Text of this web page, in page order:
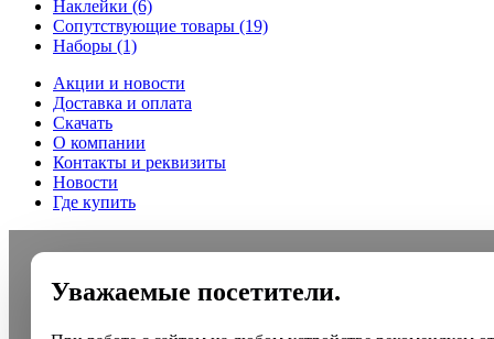
Наклейки (6)
Сопутствующие товары (19)
Наборы (1)
Акции и новости
Доставка и оплата
Скачать
О компании
Контакты и реквизиты
Новости
Где купить
Уважаемые посетители.